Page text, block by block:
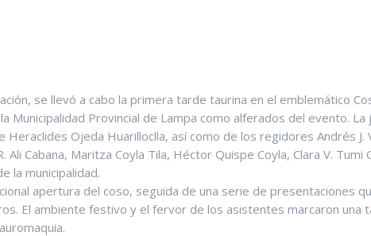
se llevó a cabo la primera tarde taurina en el emblemático
Municipalidad Provincial de Lampa como alferados del evento. La
Heraclides Ojeda Huarilloclla, así como de los regidores Andrés J.
Ali Cabana, Maritza Coyla Tila, Héctor Quispe Coyla, Clara V.
la municipalidad.
apertura del coso, seguida de una serie de presentaciones
El ambiente festivo y el fervor de los asistentes marcaron una